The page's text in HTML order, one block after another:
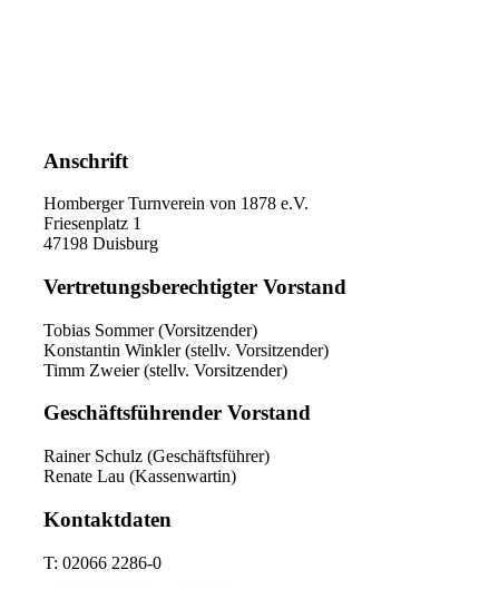
Anschrift
Homberger Turnverein von 1878 e.V.
Friesenplatz 1
47198 Duisburg
Vertretungsberechtigter Vorstand
Tobias Sommer (Vorsitzender)
Konstantin Winkler (stellv. Vorsitzender)
Timm Zweier (stellv. Vorsitzender)
Geschäftsführender Vorstand
Rainer Schulz (Geschäftsführer)
Renate Lau (Kassenwartin)
Kontaktdaten
T: 02066 2286-0